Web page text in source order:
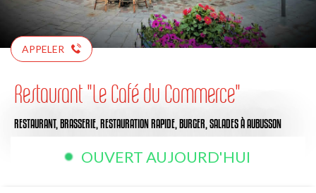
APPELER
Restaurant "Le Café du Commerce"
RESTAURANT, BRASSERIE, RESTAURATION RAPIDE, BURGER, SALADESÀ AUBUSSON
OUVERT AUJOURD'HUI